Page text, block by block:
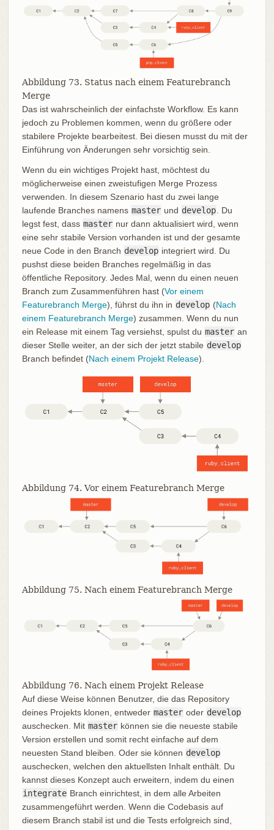
Abbildung 73. Status nach einem Featurebranch
Merge
Das ist wahrscheinlich der einfachste Workflow. Es kann
jedoch zu Problemen kommen, wenn du größere oder
stabilere Projekte bearbeitest. Bei diesen musst du mit der
Einführung von Änderungen sehr vorsichtig sein.
Wenn du ein wichtiges Projekt hast, möchtest du
möglicherweise einen zweistufigen Merge Prozess
verwenden. In diesem Szenario hast du zwei lange
laufende Branches namens master und develop . Du
legst fest, dass master nur dann aktualisiert wird, wenn
eine sehr stabile Version vorhanden ist und der gesamte
neue Code in den Branch develop integriert wird. Du
pushst diese beiden Branches regelmäßig in das
öffentliche Repository. Jedes Mal, wenn du einen neuen
Branch zum Zusammenführen hast (Vor einem
Featurebranch Merge), führst du ihn in develop (Nach
einem Featurebranch Merge) zusammen. Wenn du nun
ein Release mit einem Tag versiehst, spulst du master an
dieser Stelle weiter, an der sich der jetzt stabile develop
Branch befindet (Nach einem Projekt Release).
Abbildung 74. Vor einem Featurebranch Merge
Abbildung 75. Nach einem Featurebranch Merge
Abbildung 76. Nach einem Projekt Release
Auf diese Weise können Benutzer, die das Repository
deines Projekts klonen, entweder master oder develop
auschecken. Mit master können sie die neueste stabile
Version erstellen und somit recht einfache auf dem
neuesten Stand bleiben. Oder sie können develop
auschecken, welchen den aktuellsten Inhalt enthält. Du
kannst dieses Konzept auch erweitern, indem du einen
integrate Branch einrichtest, in dem alle Arbeiten
zusammengeführt werden. Wenn die Codebasis auf
diesem Branch stabil ist und die Tests erfolgreich sind,